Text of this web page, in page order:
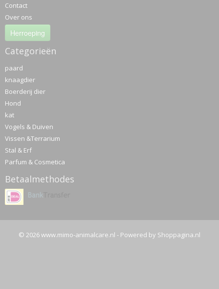
Contact
Over ons
Herroeping
Categorieën
paard
knaagdier
Boerderij dier
Hond
kat
Vogels & Duiven
Vissen &Terrarium
Stal & Erf
Parfum & Cosmetica
Betaalmethodes
© 2026 www.mimo-animalcare.nl - Powered by Shoppagina.nl